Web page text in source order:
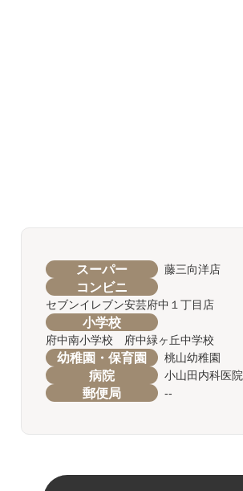
スーパー 藤三向洋店
コンビニ
セブンイレブン安芸府中１丁目店
小学校
府中南小学校 府中緑ヶ丘中学校
幼稚園・保育園 桃山幼稚園
病院 小山田内科医院
郵便局 --